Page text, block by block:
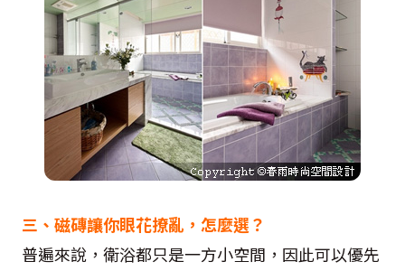
三、磁磚讓你眼花撩亂，怎麼選？
普遍來說，衛浴都只是一方小空間，因此可以優先